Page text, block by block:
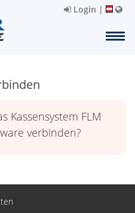
Login |
Kassensystem FLM
verbinden?